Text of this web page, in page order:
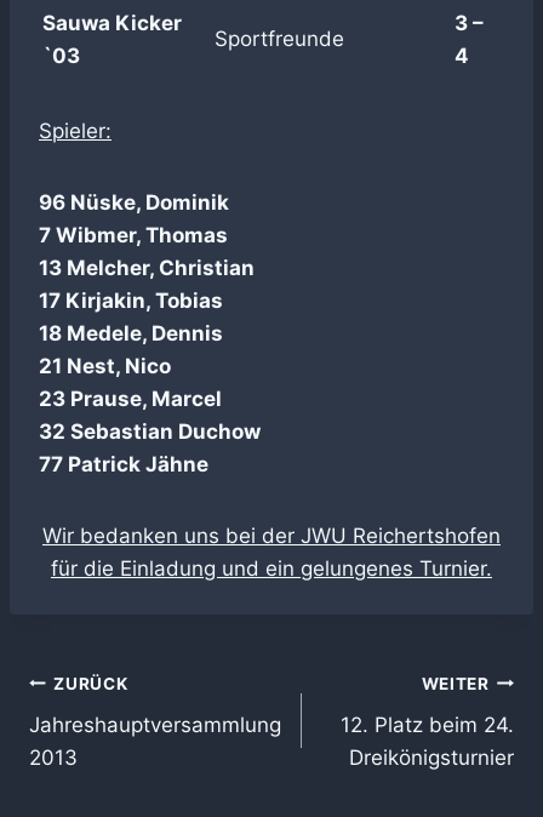
Sauwa Kicker
`03
Sportfreunde
3 –
4
Spieler:
96 Nüske, Dominik
7 Wibmer, Thomas
13 Melcher, Christian
17 Kirjakin, Tobias
18 Medele, Dennis
21 Nest, Nico
23 Prause, Marcel
32 Sebastian Duchow
77 Patrick Jähne
Wir bedanken uns bei der JWU Reichertshofen
für die Einladung und ein gelungenes Turnier.
Beitragsnavigation
ZURÜCK
Jahreshauptversammlung
2013
WEITER
12. Platz beim 24.
Dreikönigsturnier